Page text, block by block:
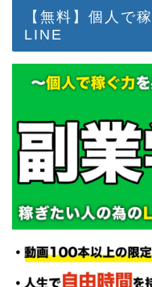
【無料】個人で
LINE